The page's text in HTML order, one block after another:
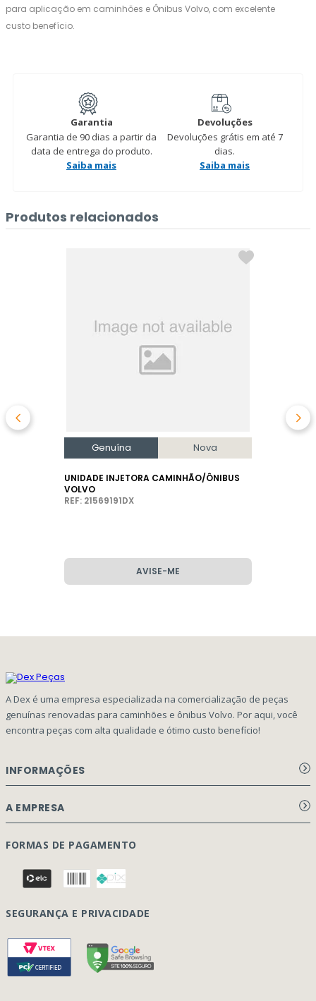
para aplicação em caminhões e Ônibus Volvo, com excelente
custo benefício.
Garantia
Garantia de 90 dias a partir da
data de entrega do produto.
Saiba mais
Devoluções
Devoluções grátis em até 7
dias.
Saiba mais
Produtos relacionados
Genuína Nova
UNIDADE INJETORA CAMINHÃO/ÔNIBUS
VOLVO
REF: 21569191DX
AVISE-ME
A Dex é uma empresa especializada na comercialização de peças
genuínas renovadas para caminhões e ônibus Volvo. Por aqui, você
encontra peças com alta qualidade e ótimo custo benefício!
INFORMAÇÕES
Aviso de privacidade Dex Peças
Perguntas Frequentes
Formulário Garantia/Devolução
Rastreamento de pedidos
Vendas: (41) 3317-7470
A EMPRESA
Página Principal
Quem Somos
Onde Estamos
Contato
Blog
FORMAS DE PAGAMENTO
SEGURANÇA E PRIVACIDADE